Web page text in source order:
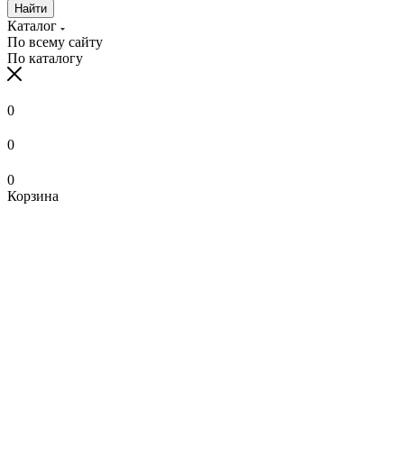
Найти
Каталог
По всему сайту
По каталогу
0
0
0
Корзина